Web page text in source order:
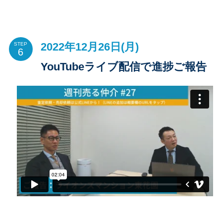
STEP
2022年12月26日(月)
YouTubeライブ配信で進捗ご報告